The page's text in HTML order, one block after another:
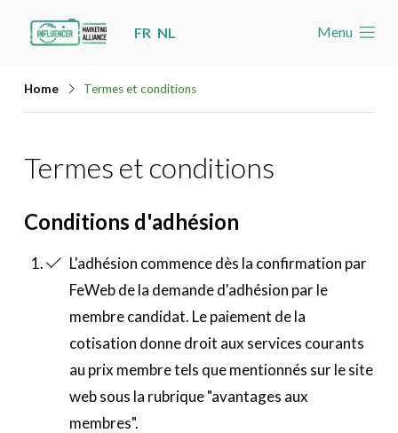
Jump
Jump
main
FR NL Menu
Home Termes et conditions
Termes et conditions
Conditions d'adhésion
L'adhésion commence dès la confirmation par
FeWeb de la demande d'adhésion par le
membre candidat. Le paiement de la
cotisation donne droit aux services courants
au prix membre tels que mentionnés sur le site
web sous la rubrique "avantages aux
membres".
Cas
Toolbox
AccountRechercher